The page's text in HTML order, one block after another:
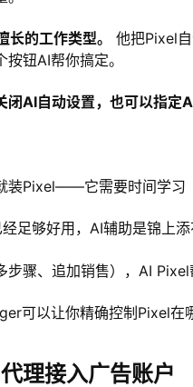
长的工作类型。
他把Pixel
钮AI帮你搞定。
闭AI自动设置，也可以指定
装Pixel——它需要时间学习
足够好用，AI辅助是锦上
步骤、追加销售），AI Pixel
可以让你精确控制Pixel在
理接入广告账户